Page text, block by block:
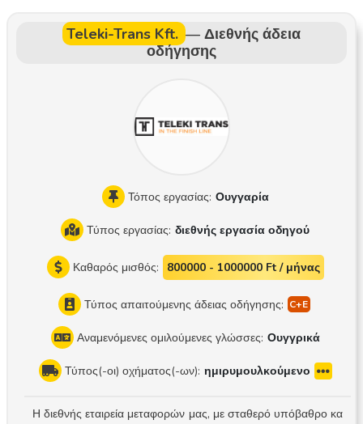
αι εκφόρτωσης Έγκαιρη παράδοση και παραλαβή αποστολώ
ν, σε επιχειρήσεις και ιδιώτες Προσεκτική τεκμηρίωση της δια
να επικοινωνήσετε μαζί μας και να σας γνωρίσουμε προσωπι
Teleki-Trans Kft. — Διεθνής άδεια
οδήγησης
Τόπος εργασίας: Ουγγαρία
Τύπος εργασίας: διεθνής εργασία οδηγού
Καθαρός μισθός: 800000 - 1000000 Ft / μήνας
Τύπος απαιτούμενης άδειας οδήγησης:
Αναμενόμενες ομιλούμενες γλώσσες: Ουγγρικά
Τύπος(-οι) οχήματος(-ων): ημιρυμουλκούμενο
Η διεθνής εταιρεία μεταφορών μας, με σταθερό υπόβαθρο κα